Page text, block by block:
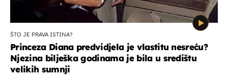
ŠTO JE PRAVA ISTINA?
Princeza Diana predvidjela je vlastitu nesreću?
Njezina bilješka godinama je bila u središtu
velikih sumnji